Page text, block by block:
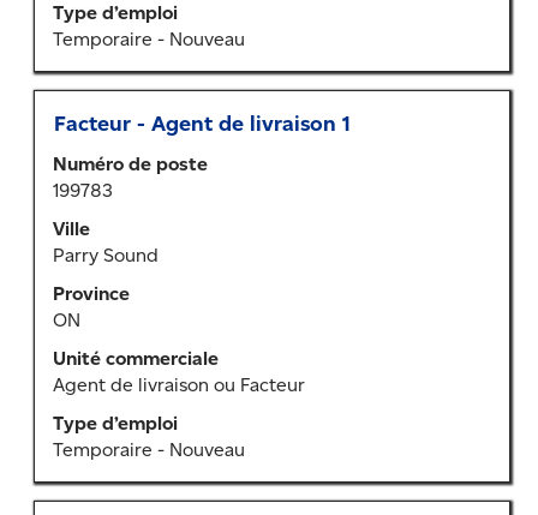
Type d’emploi
Temporaire - Nouveau
renseignements
sur
l’emploi.
Titre
Facteur - Agent de livraison 1
Numéro de poste
199783
Ville
Parry Sound
Province
ON
Unité commerciale
Agent de livraison ou Facteur
Type d’emploi
Temporaire - Nouveau
Sélectionner
moyen
de
la
barre
pour
afficher
tout
le
contenu
des
renseignements
sur